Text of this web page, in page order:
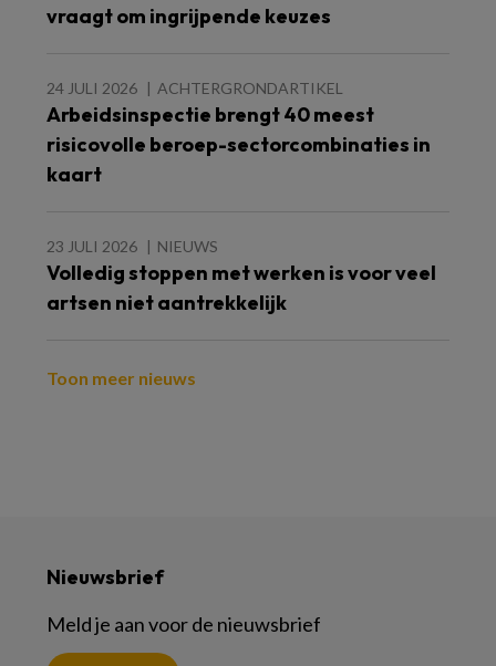
vraagt om ingrijpende keuzes
24 JULI 2026 ACHTERGRONDARTIKEL
Arbeidsinspectie brengt 40 meest
risicovolle beroep-sectorcombinaties in
kaart
23 JULI 2026 NIEUWS
Volledig stoppen met werken is voor veel
artsen niet aantrekkelijk
Toon meer nieuws
Nieuwsbrief
Meld je aan voor de nieuwsbrief